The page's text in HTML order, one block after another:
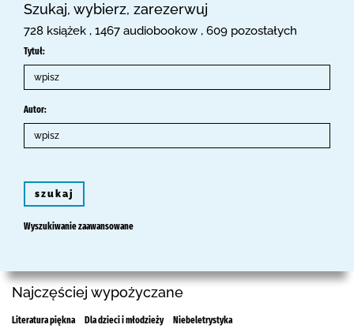
Szukaj, wybierz, zarezerwuj
728 książek , 1467 audiobookow , 609 pozostałych
Tytuł:
Autor:
szukaj
Wyszukiwanie zaawansowane
Najczęściej wypożyczane
Literatura piękna Dla dzieci i młodzieży Niebeletrystyka